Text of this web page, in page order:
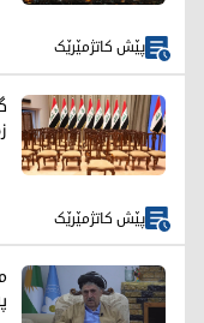
پێش کاتژمێرێک
پێش کاتژمێرێک